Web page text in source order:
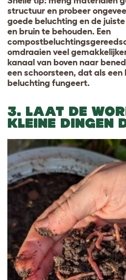
structuur en probeer
goede beluchting en de
en bruin te behouden. Een
omdraaien veel
kanaal van boven naar
een schoorsteen, dat als een
beluchting fungeert.
3. LAAT DE
KLEINE DINGEN